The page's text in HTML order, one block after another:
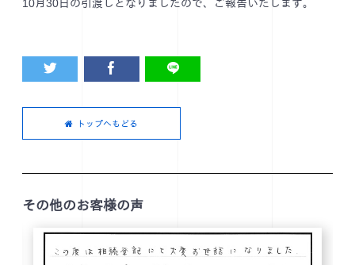
10月30日の引渡しとなりましたので、ご報告いたします。
トップへもどる
その他のお客様の声